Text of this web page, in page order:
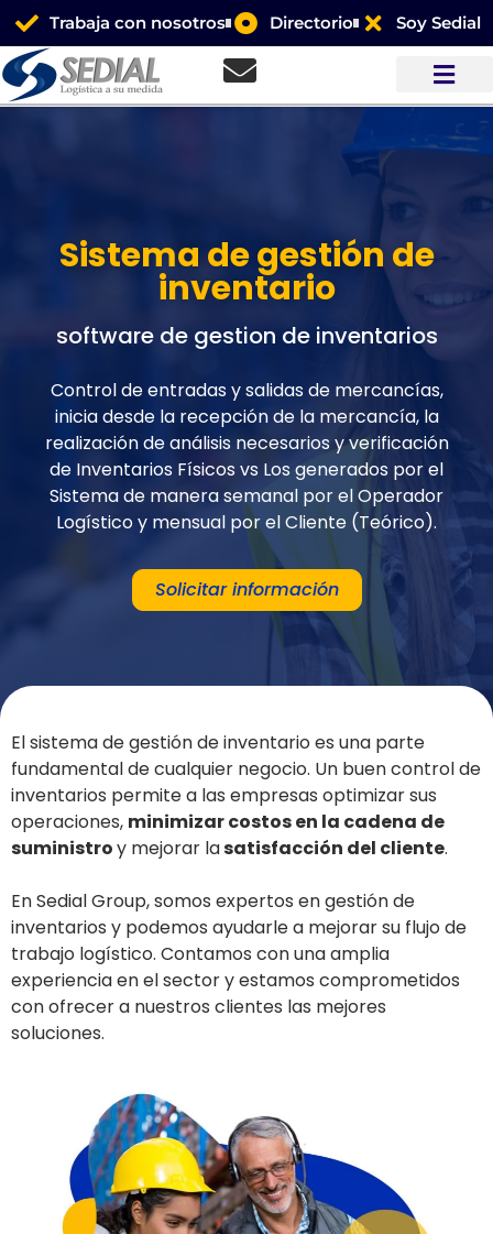
Trabaja con nosotros Directorio Soy Sedial
Sistema de gestión de
inventario
software de gestion de inventarios
Control de entradas y salidas de mercancías,
inicia desde la recepción de la mercancía, la
realización de análisis necesarios y verificación
de Inventarios Físicos vs Los generados por el
Sistema de manera semanal por el Operador
Logístico y mensual por el Cliente (Teórico).
Solicitar información
El sistema de gestión de inventario es una parte
fundamental de cualquier negocio. Un buen control de
inventarios permite a las empresas optimizar sus
operaciones, minimizar costos en la cadena de
suministroy mejorar lasatisfacción del cliente.
En Sedial Group, somos expertos en gestión de
inventarios y podemos ayudarle a mejorar su flujo de
trabajo logístico. Contamos con una amplia
experiencia en el sector y estamos comprometidos
con ofrecer a nuestros clientes las mejores
soluciones.